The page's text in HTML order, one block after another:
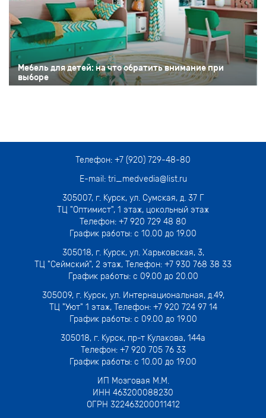
Мебель для детей: на что обратить внимание при
выборе
Телефон: +7 (920) 729-48-80
E-mail: tri_medvedia@list.ru
305007, г. Курск, ул. Сумская, д. 37 Г
ТЦ "Оптимист", 1 этаж, цокольный этаж
Телефон: +7 920 729 48 80
График работы: с 10.00 до 19.00
305018,г. Курск, ул. Харьковская, 3,
ТЦ "Сеймский", 2 этаж, Телефон: +7 930 768 38 33
График работы: с 09.00 до 20.00
305009, г. Курск, ул. Интернациональная, д.49,
ТЦ "Уют" 1 этаж, Телефон: +7 920 724 97 14
График работы: с 09.00 до 19.00
305018, г. Курск, пр-т Кулакова, 144а
Телефон: +7 920 705 76 33
График работы: с 10.00 до 19.00
ИП Мозговая М.М.
ИНН 463200088230
ОГРН 322463200011412